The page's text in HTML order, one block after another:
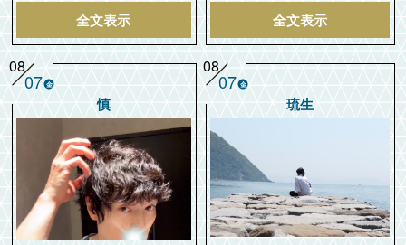
全文表示 全文表示
慎
08
07 金
琉生
08
07 金